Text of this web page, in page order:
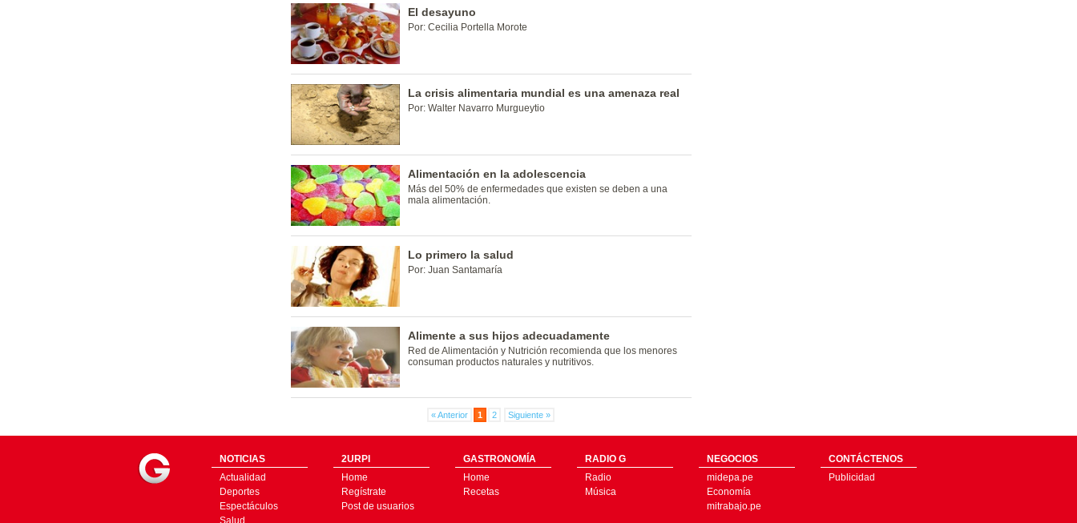
El desayuno
Por: Cecilia Portella Morote
La crisis alimentaria mundial es una amenaza real
Por: Walter Navarro Murgueytio
Alimentación en la adolescencia
Más del 50% de enfermedades que existen se deben a una
mala alimentación.
Lo primero la salud
Por: Juan Santamaría
Alimente a sus hijos adecuadamente
Red de Alimentación y Nutrición recomienda que los menores
consuman productos naturales y nutritivos.
« Anterior 1 2 Siguiente »
NOTICIAS
Actualidad
Deportes
Espectáculos
Salud
2URPI
Home
Regístrate
Post de usuarios
GASTRONOMÍA
Home
Recetas
RADIO G
Radio
Música
NEGOCIOS
midepa.pe
Economía
mitrabajo.pe
CONTÁCTENOS
Publicidad